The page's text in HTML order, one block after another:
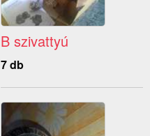
B szivattyú
7 db